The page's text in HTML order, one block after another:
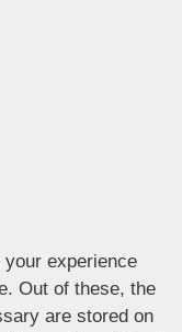
experience
Out of these, the
are stored on